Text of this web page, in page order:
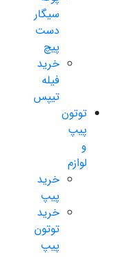
سیگار
دست
پیچ
خرید
فیله
تیپس
توتون
پیپ
و
لوازم
خرید
پیپ
خرید
توتون
پیپ